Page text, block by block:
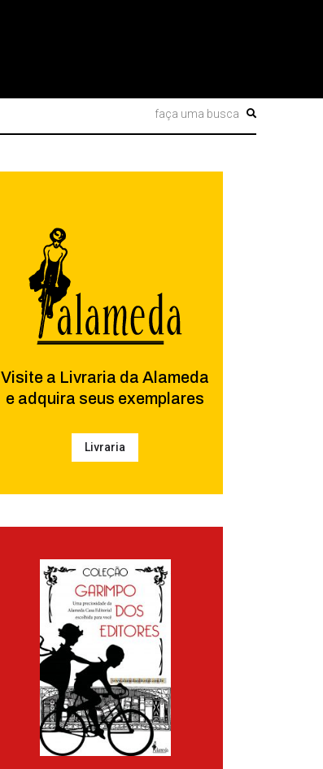
Visite a Livraria da Alameda
e adquira seus exemplares
Livraria